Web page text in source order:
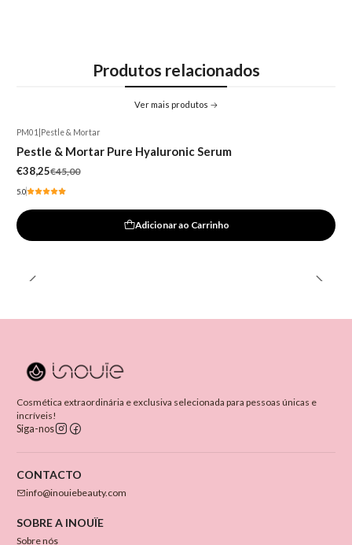
Produtos relacionados
Ver mais produtos
PM01 Pestle & Mortar
Pestle & Mortar Pure Hyaluronic Serum
€38,25€45,00
5.0
Adicionar ao Carrinho
Cosmética extraordinária e exclusiva selecionada para pessoas únicas e
incríveis!
Siga-nos
CONTACTO
info@inouiebeauty.com
SOBRE A INOUÏE
Sobre nós